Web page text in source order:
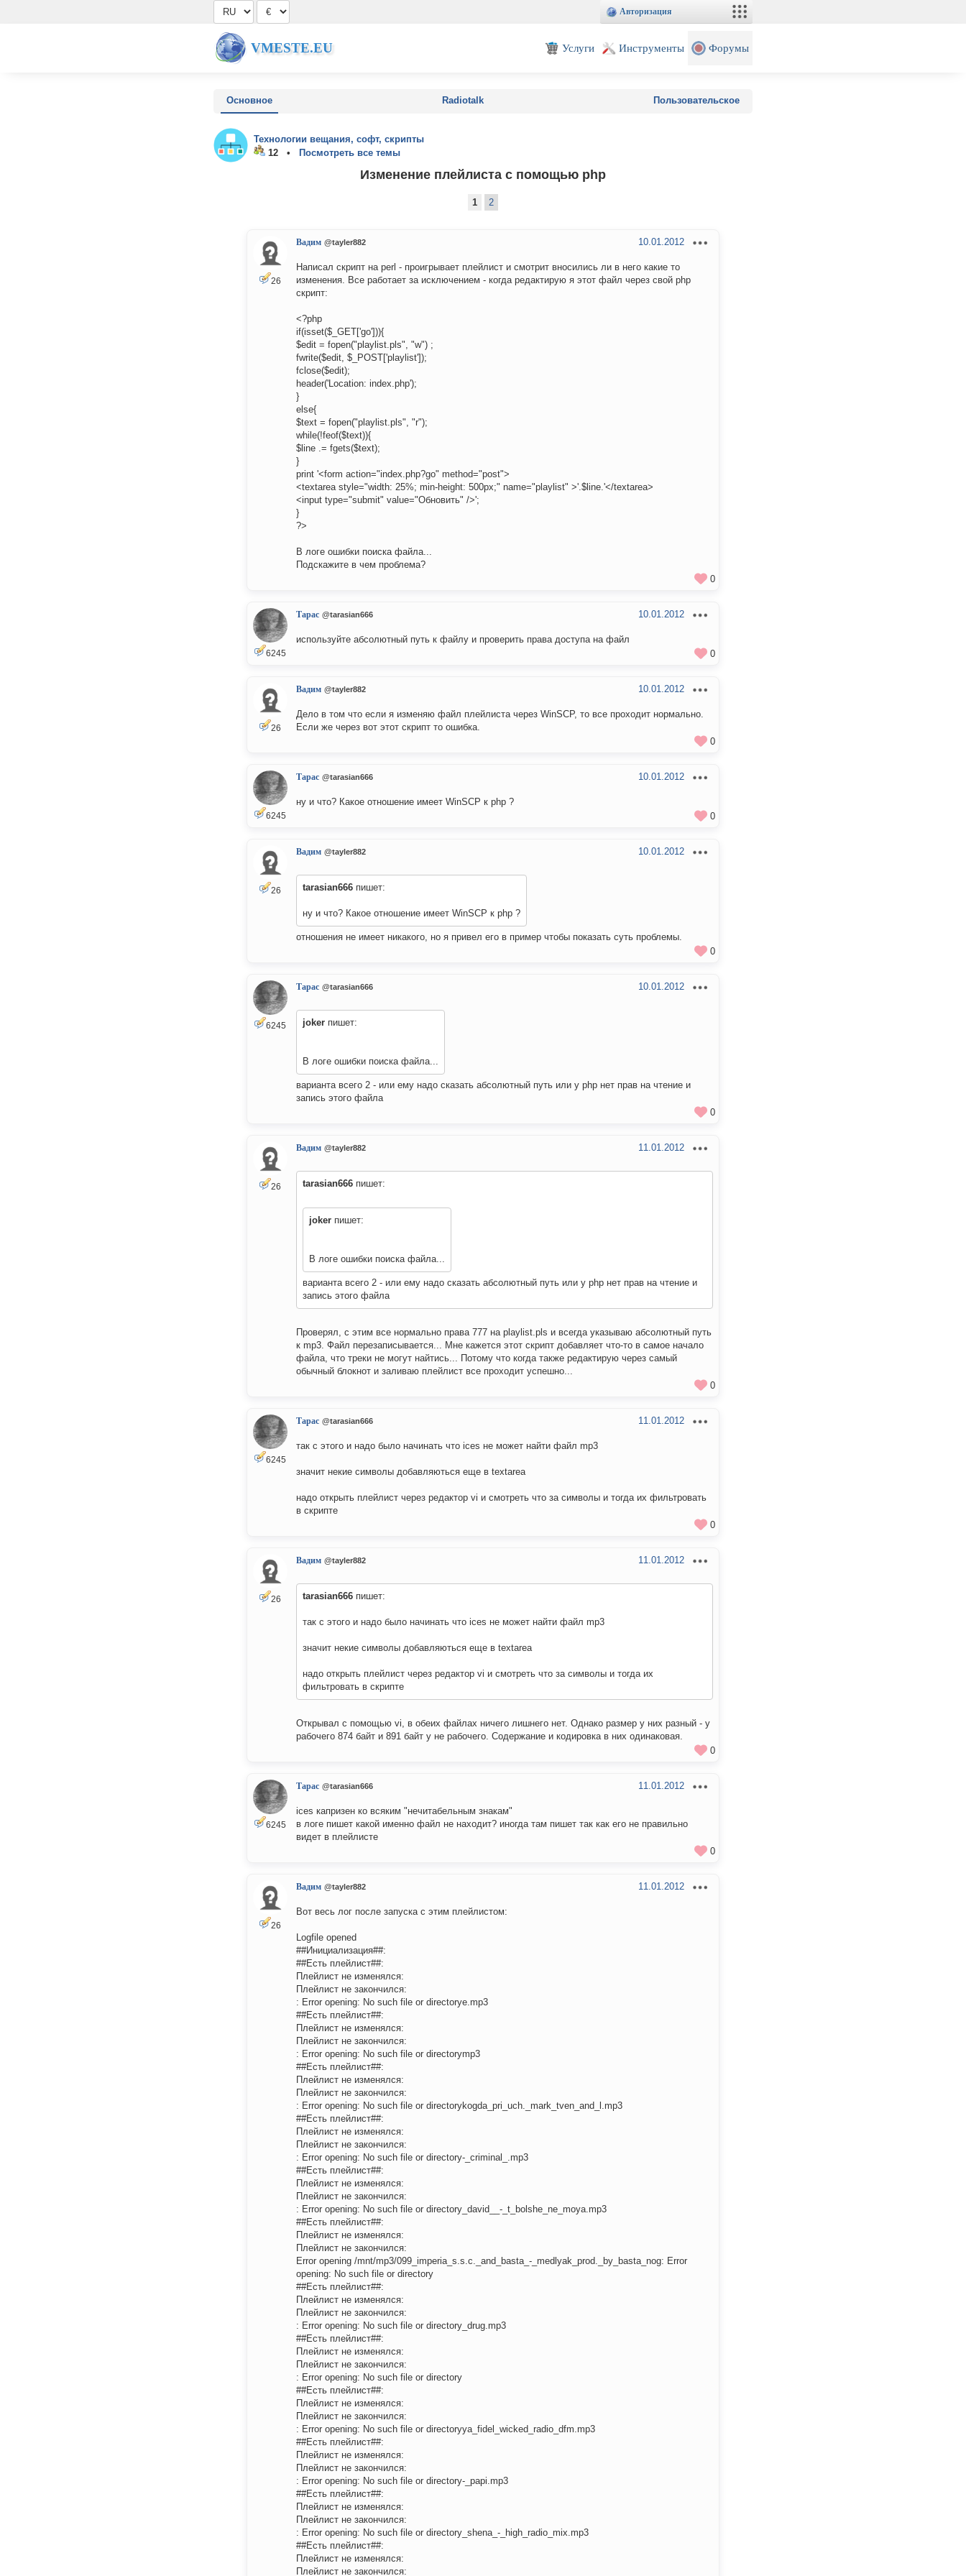
Авторизация
VMESTE.EU Услуги Инструменты Форумы
Основное Radiotalk Пользовательское
Технологии вещания, софт, скрипты
12 •
Посмотреть все темы
Изменение плейлиста с помощью php
1 2
26
Вадим @tayler882 10.01.2012
Написал скрипт на perl - проигрывает плейлист и смотрит вносились ли в него какие то
изменения. Все работает за исключением - когда редактирую я этот файл через свой php
скрипт:
<?php
if(isset($_GET['go'])){
$edit = fopen("playlist.pls", "w") ;
fwrite($edit, $_POST['playlist']);
fclose($edit);
header('Location: index.php');
}
else{
$text = fopen("playlist.pls", "r");
while(!feof($text)){
$line .= fgets($text);
}
print '<form action="index.php?go" method="post">
<textarea style="width: 25%; min-height: 500px;" name="playlist" >'.$line.'</textarea>
<input type="submit" value="Обновить" />';
}
?>
В логе ошибки поиска файла...
Подскажите в чем проблема?
0
6245
Тарас @tarasian666 10.01.2012
используйте абсолютный путь к файлу и проверить права доступа на файл
0
26
Вадим @tayler882 10.01.2012
Дело в том что если я изменяю файл плейлиста через WinSCP, то все проходит нормально.
Если же через вот этот скрипт то ошибка.
0
6245
Тарас @tarasian666 10.01.2012
ну и что? Какое отношение имеет WinSCP к php ?
0
26
Вадим @tayler882 10.01.2012
tarasian666 пишет:
ну и что? Какое отношение имеет WinSCP к php ?
отношения не имеет никакого, но я привел его в пример чтобы показать суть проблемы.
0
6245
Тарас @tarasian666 10.01.2012
joker пишет:
В логе ошибки поиска файла...
варианта всего 2 - или ему надо сказать абсолютный путь или у php нет прав на чтение и
запись этого файла
0
26
Вадим @tayler882 11.01.2012
tarasian666 пишет:
joker пишет:
В логе ошибки поиска файла...
варианта всего 2 - или ему надо сказать абсолютный путь или у php нет прав на чтение и
запись этого файла
Проверял, с этим все нормально права 777 на playlist.pls и всегда указываю абсолютный путь
к mp3. Файл перезаписывается... Мне кажется этот скрипт добавляет что-то в самое начало
файла, что треки не могут найтись... Потому что когда также редактирую через самый
обычный блокнот и заливаю плейлист все проходит успешно...
0
6245
Тарас @tarasian666 11.01.2012
так с этого и надо было начинать что ices не может найти файл mp3
значит некие символы добавляються еще в textarea
надо открыть плейлист через редактор vi и смотреть что за символы и тогда их фильтровать
в скрипте
0
26
Вадим @tayler882 11.01.2012
tarasian666 пишет:
так с этого и надо было начинать что ices не может найти файл mp3
значит некие символы добавляються еще в textarea
надо открыть плейлист через редактор vi и смотреть что за символы и тогда их
фильтровать в скрипте
Открывал с помощью vi, в обеих файлах ничего лишнего нет. Однако размер у них разный - у
рабочего 874 байт и 891 байт у не рабочего. Содержание и кодировка в них одинаковая.
0
6245
Тарас @tarasian666 11.01.2012
ices капризен ко всяким "нечитабельным знакам"
в логе пишет какой именно файл не находит? иногда там пишет так как его не правильно
видет в плейлисте
0
26
Вадим @tayler882 11.01.2012
Вот весь лог после запуска с этим плейлистом:
Logfile opened
##Инициализация##:
##Есть плейлист##:
Плейлист не изменялся:
Плейлист не закончился:
: Error opening: No such file or directorye.mp3
##Есть плейлист##:
Плейлист не изменялся:
Плейлист не закончился:
: Error opening: No such file or directorymp3
##Есть плейлист##:
Плейлист не изменялся:
Плейлист не закончился:
: Error opening: No such file or directorykogda_pri_uch._mark_tven_and_l.mp3
##Есть плейлист##:
Плейлист не изменялся:
Плейлист не закончился:
: Error opening: No such file or directory-_criminal_.mp3
##Есть плейлист##:
Плейлист не изменялся:
Плейлист не закончился:
: Error opening: No such file or directory_david__-_t_bolshe_ne_moya.mp3
##Есть плейлист##:
Плейлист не изменялся:
Плейлист не закончился:
Error opening /mnt/mp3/099_imperia_s.s.c._and_basta_-_medlyak_prod._by_basta_nog: Error
opening: No such file or directory
##Есть плейлист##:
Плейлист не изменялся:
Плейлист не закончился:
: Error opening: No such file or directory_drug.mp3
##Есть плейлист##:
Плейлист не изменялся:
Плейлист не закончился:
: Error opening: No such file or directory
##Есть плейлист##:
Плейлист не изменялся:
Плейлист не закончился:
: Error opening: No such file or directoryya_fidel_wicked_radio_dfm.mp3
##Есть плейлист##:
Плейлист не изменялся:
Плейлист не закончился:
: Error opening: No such file or directory-_papi.mp3
##Есть плейлист##:
Плейлист не изменялся:
Плейлист не закончился:
: Error opening: No such file or directory_shena_-_high_radio_mix.mp3
##Есть плейлист##:
Плейлист не изменялся:
Плейлист не закончился: